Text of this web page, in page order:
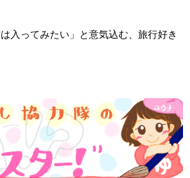
入ってみたい」と意気込む、旅行好き